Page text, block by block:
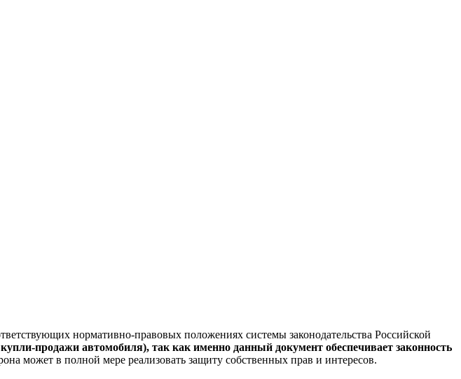
нормативно-правовых положениях системы законодательства Российской
продажи автомобиля), так как именно данный документ обеспечивает законность
может в полной мере реализовать защиту собственных прав и интересов.